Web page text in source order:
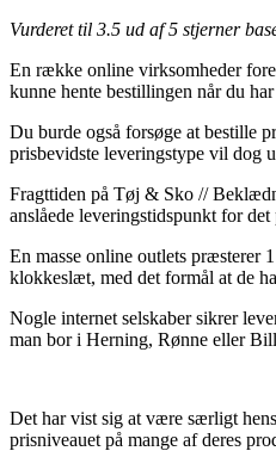
Vurderet til 3.5 ud af 5 stjerner
En række online virksomheder
kunne hente bestillingen når du
Du burde også forsøge at bestille
prisbevidste leveringstype vil dog
Fragttiden på Tøj & Sko //
anslåede leveringstidspunkt for
En masse online outlets præsterer
klokkeslæt, med det formål at de
Nogle internet selskaber sikrer
man bor i Herning, Rønne eller
Det har vist sig at være særligt
prisniveauet på mange af deres